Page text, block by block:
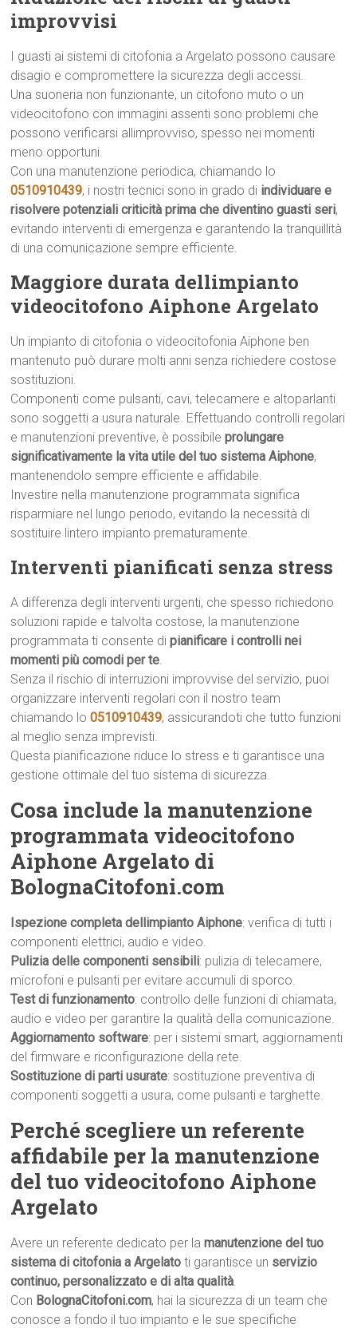
improvvisi
I guasti ai sistemi di citofonia a Argelato possono causare
disagio e compromettere la sicurezza degli accessi.
Una suoneria non funzionante, un citofono muto o un
videocitofono con immagini assenti sono problemi che
possono verificarsi allimprovviso, spesso nei momenti
meno opportuni.
Con una manutenzione periodica, chiamando lo
0510910439, i nostri tecnici sono in grado di individuare e
risolvere potenziali criticità prima che diventino guasti seri,
evitando interventi di emergenza e garantendo la tranquillità
di una comunicazione sempre efficiente.
Maggiore durata dellimpianto
videocitofono Aiphone Argelato
Un impianto di citofonia o videocitofonia Aiphone ben
mantenuto può durare molti anni senza richiedere costose
sostituzioni.
Componenti come pulsanti, cavi, telecamere e altoparlanti
sono soggetti a usura naturale. Effettuando controlli regolari
e manutenzioni preventive, è possibileprolungare
significativamente la vita utile del tuo sistema Aiphone,
mantenendolo sempre efficiente e affidabile.
Investire nella manutenzione programmata significa
risparmiare nel lungo periodo, evitando la necessità di
sostituire lintero impianto prematuramente.
Interventi pianificati senza stress
A differenza degli interventi urgenti, che spesso richiedono
soluzioni rapide e talvolta costose, la manutenzione
programmata ti consente dipianificare i controlli nei
momenti più comodi per te.
Senza il rischio di interruzioni improvvise del servizio, puoi
organizzare interventi regolari con il nostro team
chiamando lo0510910439, assicurandoti che tutto funzioni
al meglio senza imprevisti.
Questa pianificazione riduce lo stress e ti garantisce una
gestione ottimale del tuo sistema di sicurezza.
Cosa include la manutenzione
programmata videocitofono
Aiphone Argelato di
BolognaCitofoni.com
Ispezione completa dellimpianto Aiphone: verifica di tutti i
componenti elettrici, audio e video.
Pulizia delle componenti sensibili: pulizia di telecamere,
microfoni e pulsanti per evitare accumuli di sporco.
Test di funzionamento: controllo delle funzioni di chiamata,
audio e video per garantire la qualità della comunicazione.
Aggiornamento software: per i sistemi smart, aggiornamenti
del firmware e riconfigurazione della rete.
Sostituzione di parti usurate: sostituzione preventiva di
componenti soggetti a usura, come pulsanti e targhette.
Perché scegliere un referente
affidabile per la manutenzione
del tuo videocitofono Aiphone
Argelato
Avere un referente dedicato per lamanutenzione del tuo
sistema di citofonia a Argelato ti garantisce un servizio
continuo, personalizzato e di alta qualità.
Con BolognaCitofoni.com, hai la sicurezza di un team che
conosce a fondo il tuo impianto e le sue specifiche